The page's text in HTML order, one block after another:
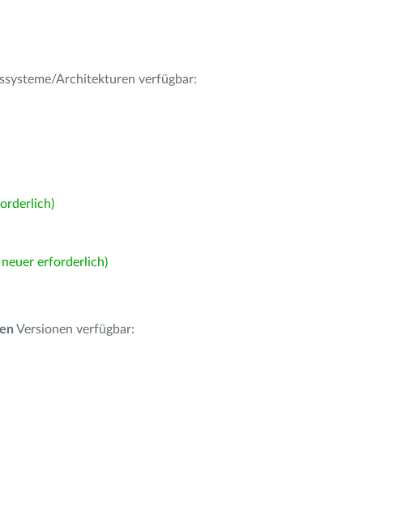
Architekturen verfügbar:
erforderlich)
Versionen verfügbar: